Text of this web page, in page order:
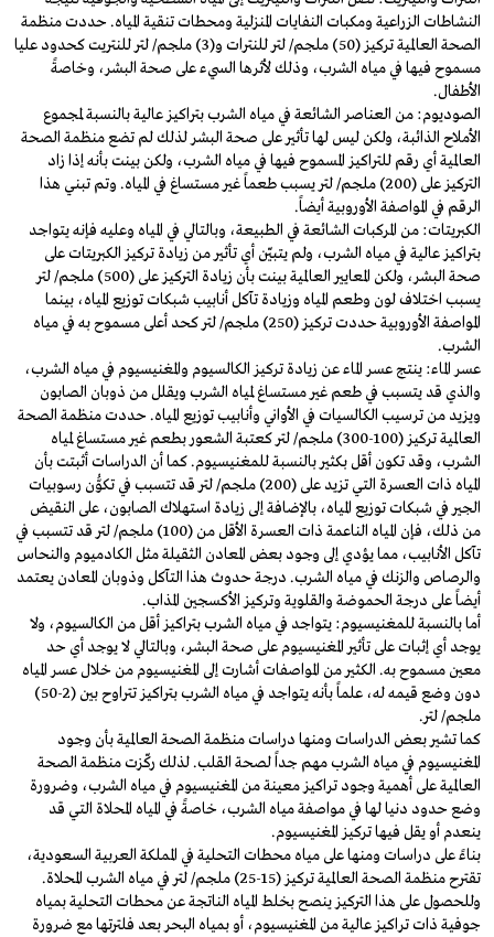
النشاطات الزراعية ومكبات النفايات المنزلية ومحطات تنقية المياه. حددت منظمة
الصحة العالمية تركيز (50) ملجم/ لتر للنترات و(3) ملجم/ لتر للنتريت كحدود عليا
مسموح فيها في مياه الشرب، وذلك لأثرها السيء على صحة البشر، وخاصةً
الأطفال.
الصوديوم: من العناصر الشائعة في مياه الشرب بتراكيز عالية بالنسبة لمجموع
الأملاح الذائبة، ولكن ليس لها تأثير على صحة البشر لذلك لم تضع منظمة الصحة
العالمية أي رقم للتراكيز المسموح فيها في مياه الشرب، ولكن بينت بأنه إذا زاد
التركيز على (200) ملجم/ لتر يسبب طعماً غير مستساغ في المياه. وتم تبني هذا
الرقم في المواصفة الأوروبية أيضاً.
الكبريتات: من المركبات الشائعة في الطبيعة، وبالتالي في المياه وعليه فإنه يتواجد
بتراكيز عالية في مياه الشرب، ولم يتبيّن أي تأثير من زيادة تركيز الكبريتات على
صحة البشر، ولكن المعايير العالمية بينت بأن زيادة التركيز على (500) ملجم/ لتر
يسبب اختلاف لون وطعم المياه وزيادة تآكل أنابيب شبكات توزيع المياه، بينما
المواصفة الأوروبية حددت تركيز (250) ملجم/ لتر كحد أعلى مسموح به في مياه
الشرب.
عسر الماء: ينتج عسر الماء عن زيادة تركيز الكالسيوم والمغنيسيوم في مياه الشرب،
والذي قد يتسبب في طعم غير مستساغ لمياه الشرب ويقلل من ذوبان الصابون
ويزيد من ترسيب الكالسيات في الأواني وأنابيب توزيع المياه. حددت منظمة الصحة
العالمية تركيز (100-300) ملجم/ لتر كعتبة الشعور بطعم غير مستساغ لمياه
الشرب، وقد تكون أقل بكثير بالنسبة للمغنيسيوم. كما أن الدراسات أثبتت بأن
المياه ذات العسرة التي تزيد على (200) ملجم/ لتر قد تتسبب في تكوُّن رسوبيات
الجير في شبكات توزيع المياه، بالإضافة إلى زيادة استهلاك الصابون، على النقيض
من ذلك، فإن المياه الناعمة ذات العسرة الأقل من (100) ملجم/ لتر قد تتسبب في
تآكل الأنابيب، مما يؤدي إلى وجود بعض المعادن الثقيلة مثل الكادميوم والنحاس
والرصاص والزنك في مياه الشرب. درجة حدوث هذا التآكل وذوبان المعادن يعتمد
أيضاً على درجة الحموضة والقلوية وتركيز الأكسجين المذاب.
أما بالنسبة للمغنيسيوم: يتواجد في مياه الشرب بتراكيز أقل من الكالسيوم، ولا
يوجد أي إثبات على تأثير المغنيسيوم على صحة البشر، وبالتالي لا يوجد أي حد
معين مسموح به. الكثير من المواصفات أشارت إلى المغنيسيوم من خلال عسر المياه
دون وضع قيمه له، علماً بأنه يتواجد في مياه الشرب بتراكيز تتراوح بين (2-50)
ملجم/ لتر.
كما تشير بعض الدراسات ومنها دراسات منظمة الصحة العالمية بأن وجود
المغنيسيوم في مياه الشرب مهم جداً لصحة القلب. لذلك ركّزت منظمة الصحة
العالمية على أهمية وجود تراكيز معينة من المغنيسيوم في مياه الشرب، وضرورة
وضع حدود دنيا لها في مواصفة مياه الشرب، خاصةً في المياه المحلاة التي قد
ينعدم أو يقل فيها تركيز المغنيسيوم.
بناءً على دراسات ومنها على مياه محطات التحلية في المملكة العربية السعودية،
تقترح منظمة الصحة العالمية تركيز (15-25) ملجم/ لتر في مياه الشرب المحلاة.
وللحصول على هذا التركيز ينصح بخلط المياه الناتجة عن محطات التحلية بمياه
جوفية ذات تراكيز عالية من المغنيسيوم، أو بمياه البحر بعد فلترتها مع ضرورة